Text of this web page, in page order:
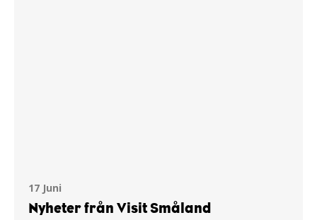
17 Juni
Nyheter från Visit Småland